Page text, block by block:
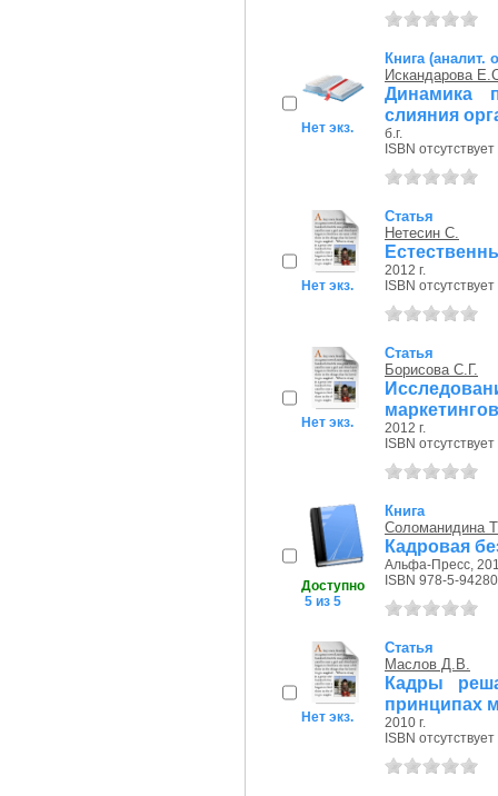
Нет экз.
Книга (аналит.
Искандарова
Динамика
слияния
б.г.
ISBN отсутствует
Нет экз.
Статья
Нетесин С.
2012 г.
ISBN отсутствует
Нет экз.
Статья
Борисова С.Г.
2012 г.
ISBN отсутствует
Доступно
5 из 5
Книга
Соломанидина
Кадровая
Альфа-Пресс,
ISBN 978-5-
Нет экз.
Статья
Маслов Д.В.
Кадры
принципах
2010 г.
ISBN отсутствует